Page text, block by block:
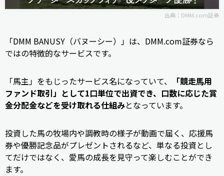
出典：DMM.com証券
「DMM BANUSY（バヌーシー）」は、DMM.com証券なら
ではの特徴的なサービスです。
「馬主」をもじったサービス名になっていて、
「競走馬用
ファンド取引」として1口単位で出資でき、口数に応じた賞
金分配金などを受け取れる仕組みとなっています。
投資した馬の牧場内や調教時の様子が動画で届く、応援馬
券や優勝記念品がプレゼントされるなど、単なる投資とし
てだけではなく、愛馬の成長を見守って楽しむことができ
ます。